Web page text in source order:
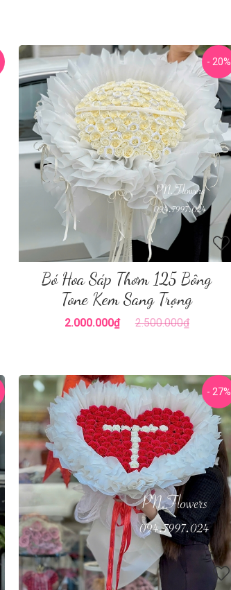
- 20%
Bó Hoa Sáp Thơm 125 Bông
Tone Kem Sang Trọng
2.000.000₫ 2.500.000₫
- 27%